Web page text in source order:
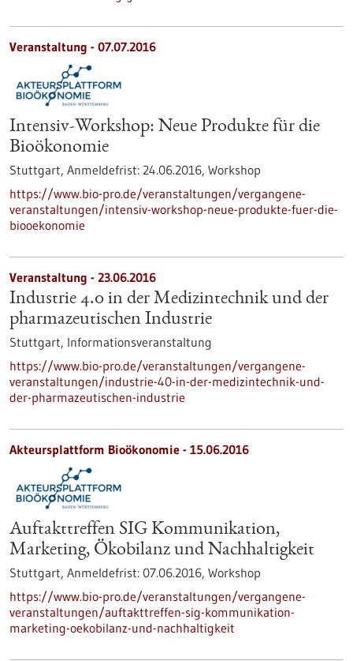
Veranstaltung - 07.07.2016
Intensiv-Workshop: Neue Produkte für die
Bioökonomie
Stuttgart, Anmeldefrist: 24.06.2016, Workshop
https://www.bio-pro.de/veranstaltungen/vergangene-
veranstaltungen/intensiv-workshop-neue-produkte-fuer-die-
biooekonomie
Veranstaltung - 23.06.2016
Industrie 4.0 in der Medizintechnik und der
pharmazeutischen Industrie
Stuttgart, Informationsveranstaltung
https://www.bio-pro.de/veranstaltungen/vergangene-
veranstaltungen/industrie-40-in-der-medizintechnik-und-
der-pharmazeutischen-industrie
Akteursplattform Bioökonomie - 15.06.2016
Auftakttreffen SIG Kommunikation,
Marketing, Ökobilanz und Nachhaltigkeit
Stuttgart, Anmeldefrist: 07.06.2016, Workshop
https://www.bio-pro.de/veranstaltungen/vergangene-
veranstaltungen/auftakttreffen-sig-kommunikation-
marketing-oekobilanz-und-nachhaltigkeit